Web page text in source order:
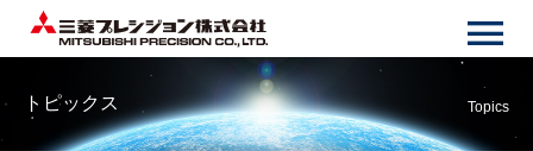
トピックス Topics